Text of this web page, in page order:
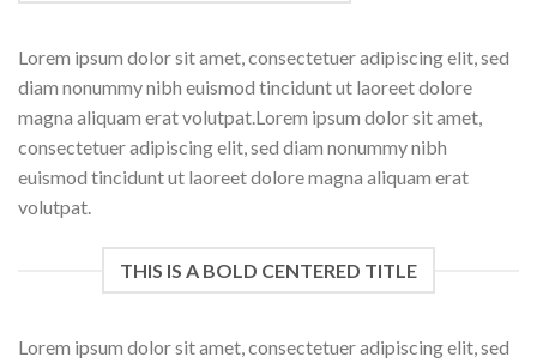
Lorem ipsum dolor sit amet, consectetuer adipiscing elit, sed
diam nonummy nibh euismod tincidunt ut laoreet dolore
magna aliquam erat volutpat.Lorem ipsum dolor sit amet,
consectetuer adipiscing elit, sed diam nonummy nibh
euismod tincidunt ut laoreet dolore magna aliquam erat
volutpat.
THIS IS A BOLD CENTERED TITLE
Lorem ipsum dolor sit amet, consectetuer adipiscing elit, sed